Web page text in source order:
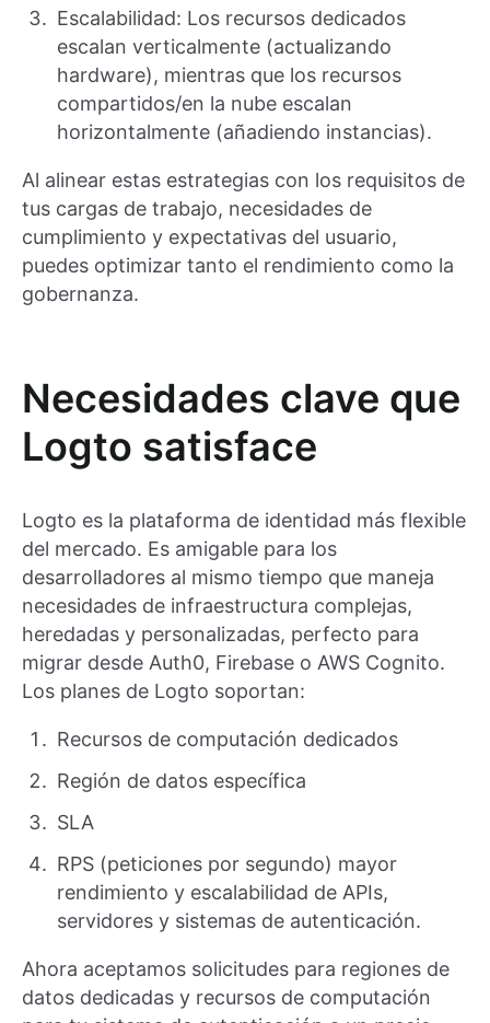
Escalabilidad: Los recursos dedicados
escalan verticalmente (actualizando
hardware), mientras que los recursos
compartidos/en la nube escalan
horizontalmente (añadiendo instancias).
Al alinear estas estrategias con los requisitos de
tus cargas de trabajo, necesidades de
cumplimiento y expectativas del usuario,
puedes optimizar tanto el rendimiento como la
gobernanza.
Necesidades clave que
Logto satisface
Logto es la plataforma de identidad más flexible
del mercado. Es amigable para los
desarrolladores al mismo tiempo que maneja
necesidades de infraestructura complejas,
heredadas y personalizadas, perfecto para
migrar desde Auth0, Firebase o AWS Cognito.
Los planes de Logto soportan:
Recursos de computación dedicados
Región de datos específica
SLA
RPS (peticiones por segundo) mayor
rendimiento y escalabilidad de APIs,
servidores y sistemas de autenticación.
Ahora aceptamos solicitudes para regiones de
datos dedicadas y recursos de computación